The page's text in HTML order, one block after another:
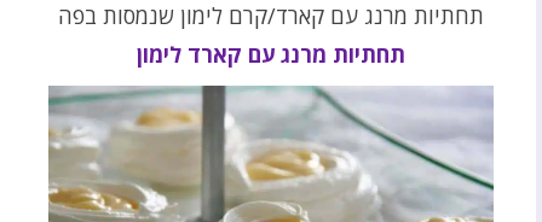
תחתיות מרנג עם קארד/קרם לימון שנמסות בפה
תחתיות מרנג עם קארד לימון